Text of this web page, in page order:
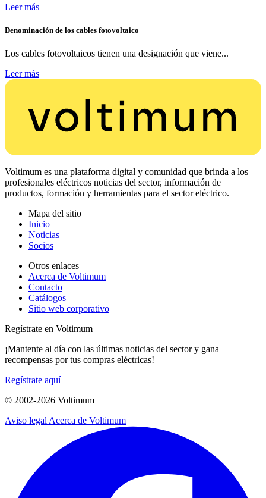
Leer más
Denominación de los cables fotovoltaico
Los cables fotovoltaicos tienen una designación que viene...
Leer más
Voltimum es una plataforma digital y comunidad que brinda a los
profesionales eléctricos noticias del sector, información de
productos, formación y herramientas para el sector eléctrico.
Mapa del sitio
Inicio
Noticias
Socios
Otros enlaces
Acerca de Voltimum
Contacto
Catálogos
Sitio web corporativo
Regístrate en Voltimum
¡Mantente al día con las últimas noticias del sector y gana
recompensas por tus compras eléctricas!
Regístrate aquí
© 2002-2026 Voltimum
Aviso legal Acerca de Voltimum